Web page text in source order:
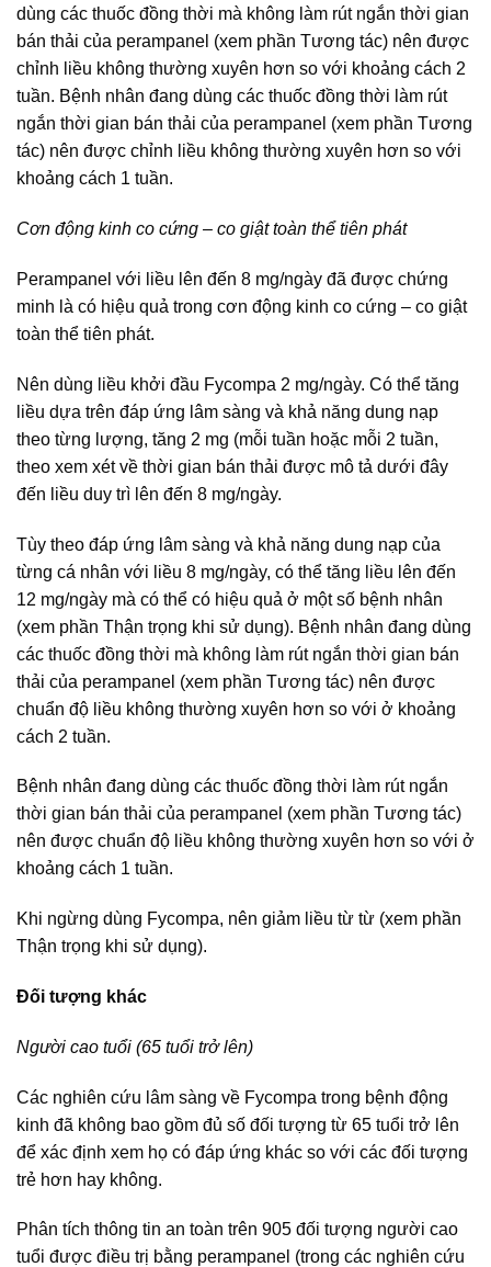
dùng các thuốc đồng thời mà không làm rút ngắn thời gian
bán thải của perampanel (xem phần Tương tác) nên được
chỉnh liều không thường xuyên hơn so với khoảng cách 2
tuần. Bệnh nhân đang dùng các thuốc đồng thời làm rút
ngắn thời gian bán thải của perampanel (xem phần Tương
tác) nên được chỉnh liều không thường xuyên hơn so với
khoảng cách 1 tuần.
Cơn động kinh co cứng – co giật toàn thể tiên phát
Perampanel với liều lên đến 8 mg/ngày đã được chứng
minh là có hiệu quả trong cơn động kinh co cứng – co giật
toàn thể tiên phát.
Nên dùng liều khởi đầu Fycompa 2 mg/ngày. Có thể tăng
liều dựa trên đáp ứng lâm sàng và khả năng dung nạp
theo từng lượng, tăng 2 mg (mỗi tuần hoặc mỗi 2 tuần,
theo xem xét về thời gian bán thải được mô tả dưới đây
đến liều duy trì lên đến 8 mg/ngày.
Tùy theo đáp ứng lâm sàng và khả năng dung nạp của
từng cá nhân với liều 8 mg/ngày, có thể tăng liều lên đến
12 mg/ngày mà có thể có hiệu quả ở một số bệnh nhân
(xem phần Thận trọng khi sử dụng). Bệnh nhân đang dùng
các thuốc đồng thời mà không làm rút ngắn thời gian bán
thải của perampanel (xem phần Tương tác) nên được
chuẩn độ liều không thường xuyên hơn so với ở khoảng
cách 2 tuần.
Bệnh nhân đang dùng các thuốc đồng thời làm rút ngắn
thời gian bán thải của perampanel (xem phần Tương tác)
nên được chuẩn độ liều không thường xuyên hơn so với ở
khoảng cách 1 tuần.
Khi ngừng dùng Fycompa, nên giảm liều từ từ (xem phần
Thận trọng khi sử dụng).
Đối tượng khác
Người cao tuổi (65 tuổi trở lên)
Các nghiên cứu lâm sàng về Fycompa trong bệnh động
kinh đã không bao gồm đủ số đối tượng từ 65 tuổi trở lên
để xác định xem họ có đáp ứng khác so với các đối tượng
trẻ hơn hay không.
Phân tích thông tin an toàn trên 905 đối tượng người cao
tuổi được điều trị bằng perampanel (trong các nghiên cứu